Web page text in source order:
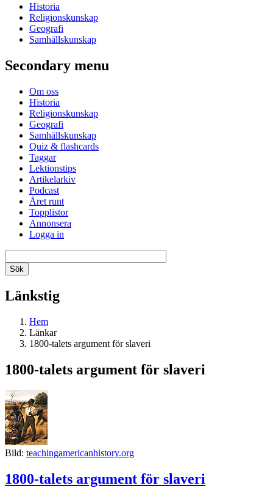
Historia
Religionskunskap
Geografi
Samhällskunskap
Secondary menu
Om oss
Historia
Religionskunskap
Geografi
Samhällskunskap
Quiz & flashcards
Taggar
Lektionstips
Artikelarkiv
Podcast
Året runt
Topplistor
Annonsera
Logga in
Länkstig
Hem
Länkar
1800-talets argument för slaveri
1800-talets argument för slaveri
Bild: teachingamericanhistory.org
1800-talets argument för slaveri